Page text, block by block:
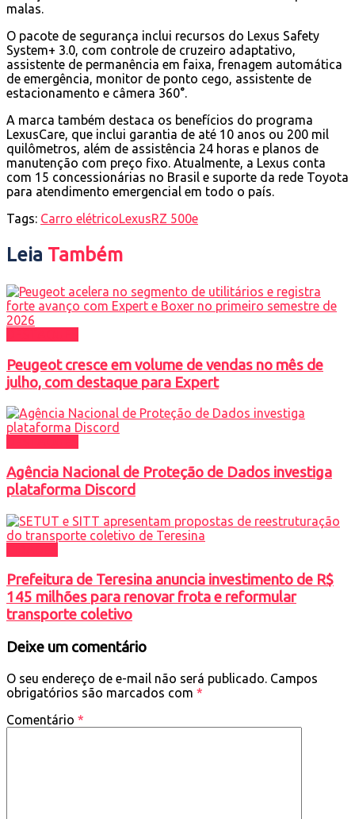
malas.
O pacote de segurança inclui recursos do Lexus Safety
System+ 3.0, com controle de cruzeiro adaptativo,
assistente de permanência em faixa, frenagem automática
de emergência, monitor de ponto cego, assistente de
estacionamento e câmera 360°.
A marca também destaca os benefícios do programa
LexusCare, que inclui garantia de até 10 anos ou 200 mil
quilômetros, além de assistência 24 horas e planos de
manutenção com preço fixo. Atualmente, a Lexus conta
com 15 concessionárias no Brasil e suporte da rede Toyota
para atendimento emergencial em todo o país.
Tags: Carro elétricoLexusRZ 500e
Leia Também
Peugeot cresce em volume de vendas no mês de
julho, com destaque para Expert
Agência Nacional de Proteção de Dados investiga
plataforma Discord
Prefeitura de Teresina anuncia investimento de R$
145 milhões para renovar frota e reformular
transporte coletivo
Deixe um comentário
O seu endereço de e-mail não será publicado. Campos
obrigatórios são marcados com *
Comentário *